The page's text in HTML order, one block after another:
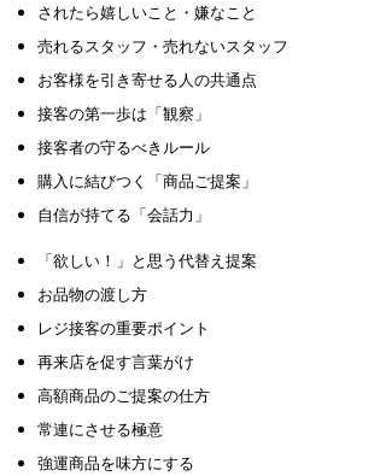
されたら嬉しいこと・嫌なこと
売れるスタッフ・売れないスタッフ
お客様を引き寄せる人の共通点
接客の第一歩は「観察」
接客者の守るべきルール
購入に結びつく「商品ご提案」
自信が持てる「会話力」
「欲しい！」と思う代替え提案
お品物の渡し方
レジ接客の重要ポイント
再来店を促す言葉がけ
高額商品のご提案の仕方
常連にさせる極意
強運商品を味方にする